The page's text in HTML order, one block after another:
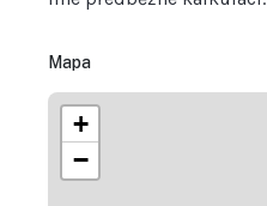
Mapa
+
−